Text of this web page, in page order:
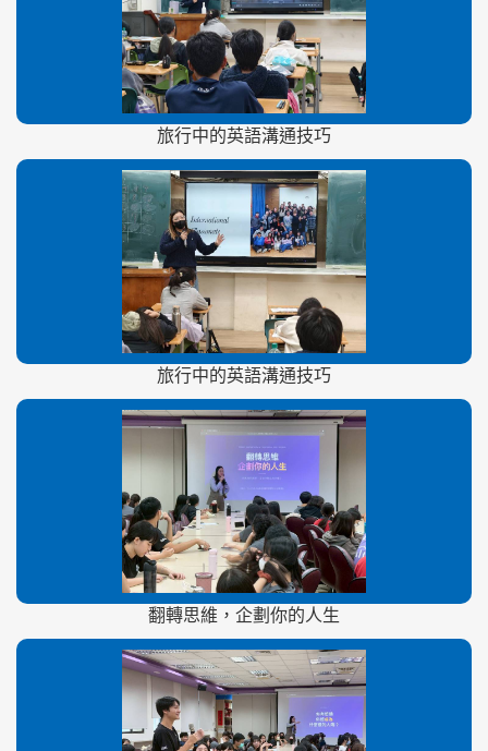
旅行中的英語溝通技巧
旅行中的英語溝通技巧
翻轉思維，企劃你的人生